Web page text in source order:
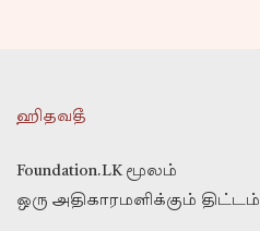
ஹிதவதீ
Foundation.LK மூலம்
ஒரு அதிகாரமளிக்கும் திட்டம்